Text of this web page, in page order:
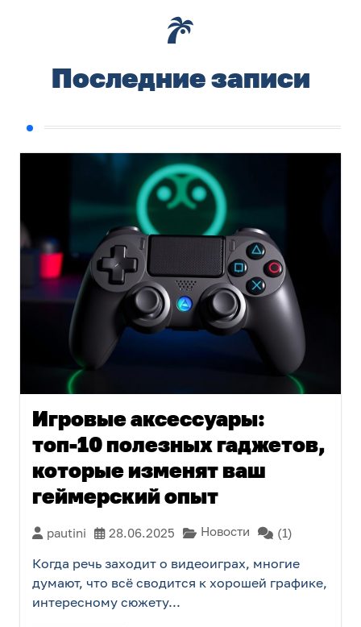
Последние записи
Игровые аксессуары:
топ-10 полезных гаджетов,
которые изменят ваш
геймерский опыт
pautini 28.06.2025 Новости (1)
Когда речь заходит о видеоиграх, многие
думают, что всё сводится к хорошей графике,
интересному сюжету...